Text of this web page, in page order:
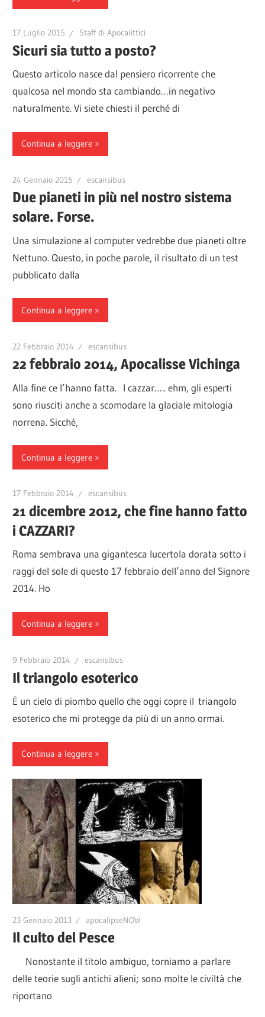
17 Luglio 2015 Staff di Apocalittici
Sicuri sia tutto a posto?
Questo articolo nasce dal pensiero ricorrente che
qualcosa nel mondo sta cambiando…in negativo
naturalmente. Vi siete chiesti il perché di
Continua a leggere
24 Gennaio 2015 escansibus
Due pianeti in più nel nostro sistema
solare. Forse.
Una simulazione al computer vedrebbe due pianeti oltre
Nettuno. Questo, in poche parole, il risultato di un test
pubblicato dalla
Continua a leggere
22 Febbraio 2014 escansibus
22 febbraio 2014, Apocalisse Vichinga
Alla fine ce l’hanno fatta. I cazzar….. ehm, gli esperti
sono riusciti anche a scomodare la glaciale mitologia
norrena. Sicché,
Continua a leggere
17 Febbraio 2014 escansibus
21 dicembre 2012, che fine hanno fatto
i CAZZARI?
Roma sembrava una gigantesca lucertola dorata sotto i
raggi del sole di questo 17 febbraio dell’anno del Signore
2014. Ho
Continua a leggere
9 Febbraio 2014 escansibus
Il triangolo esoterico
È un cielo di piombo quello che oggi copre il triangolo
esoterico che mi protegge da più di un anno ormai.
Continua a leggere
23 Gennaio 2013 apocalipseNOW
Il culto del Pesce
Nonostante il titolo ambiguo, torniamo a parlare
delle teorie sugli antichi alieni; sono molte le civiltà che
riportano